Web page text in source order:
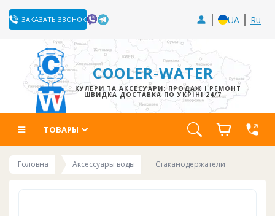
ЗАКАЗАТЬ ЗВОНОК UA Ru
COOLER-WATER
КУЛЕРИ ТА АКСЕСУАРИ: ПРОДАЖ І РЕМОНТ
ШВИДКА ДОСТАВКА ПО УКРЇНІ 24/7
ТОВАРЫ
Головна Аксессуары воды Стаканодержатели